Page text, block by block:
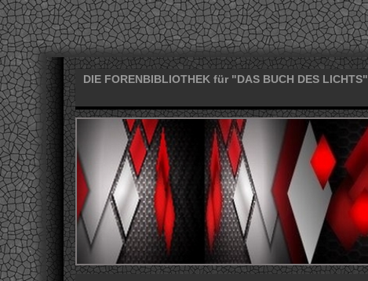
DIE FORENBIBLIOTHEK für "DAS BUCH DES LICHTS"